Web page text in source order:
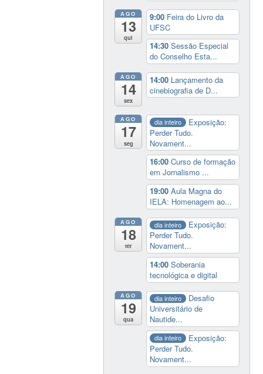
AGO
13
qui
9:00 Feira do Livro da
UFSC
14:30Sessão Especial
do Conselho Esta...
AGO
14
sex
14:00 Lançamento da
cinebiografia de D...
AGO
17
seg
dia inteiro
Exposição:
Perder Tudo.
Novament...
16:00Curso de formação
em Jornalismo ...
19:00Aula Magna do
IELA: Homenagem ao...
AGO
18
ter
dia inteiro
Exposição:
Perder Tudo.
Novament...
14:00Soberania
tecnológica e digital
AGO
19
qua
dia inteiro
Desafio
Universitário de
Nautide...
dia inteiro
Exposição:
Perder Tudo.
Novament...